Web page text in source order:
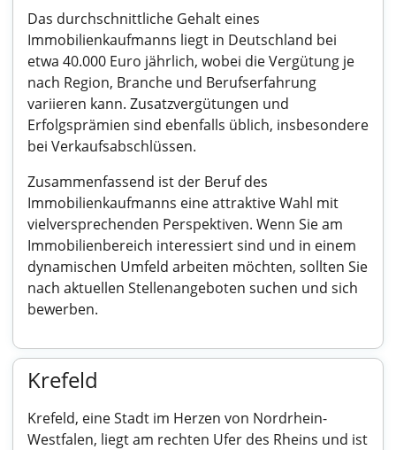
Das durchschnittliche Gehalt eines
Immobilienkaufmanns liegt in Deutschland bei
etwa 40.000 Euro jährlich, wobei die Vergütung je
nach Region, Branche und Berufserfahrung
variieren kann. Zusatzvergütungen und
Erfolgsprämien sind ebenfalls üblich, insbesondere
bei Verkaufsabschlüssen.
Zusammenfassend ist der Beruf des
Immobilienkaufmanns eine attraktive Wahl mit
vielversprechenden Perspektiven. Wenn Sie am
Immobilienbereich interessiert sind und in einem
dynamischen Umfeld arbeiten möchten, sollten Sie
nach aktuellen Stellenangeboten suchen und sich
bewerben.
Krefeld
Krefeld, eine Stadt im Herzen von Nordrhein-
Westfalen, liegt am rechten Ufer des Rheins und ist